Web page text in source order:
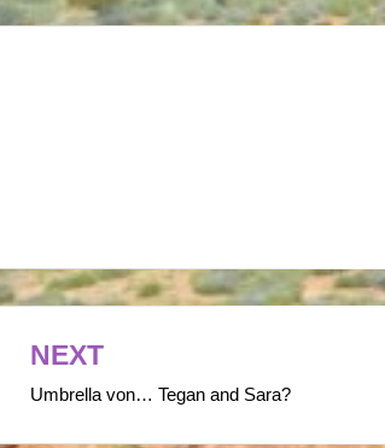
NEXT
Umbrella von… Tegan and Sara?